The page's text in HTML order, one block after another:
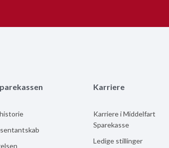
Karriere
Karriere i Middelfart
Sparekasse
Ledige stillinger